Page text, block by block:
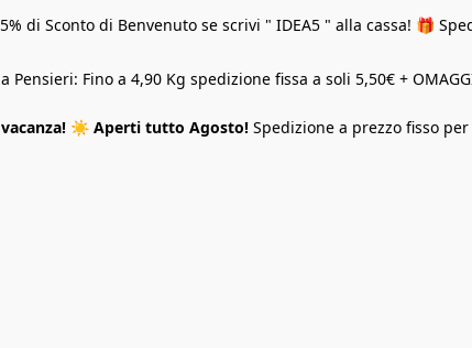
di Sconto di Benvenuto se scrivi " IDEA5 " alla cassa! 🎁
Pensieri: Fino a 4,90 Kg spedizione fissa a soli 5,50€ +
☀️ Aperti tutto Agosto! Spedizione a prezzo fisso